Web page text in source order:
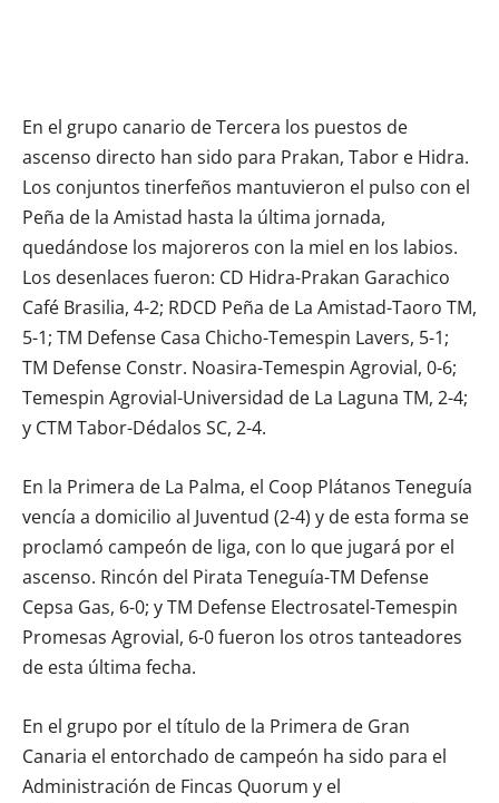
En el grupo canario de Tercera los puestos de
ascenso directo han sido para Prakan, Tabor e Hidra.
Los conjuntos tinerfeños mantuvieron el pulso con el
Peña de la Amistad hasta la última jornada,
quedándose los majoreros con la miel en los labios.
Los desenlaces fueron: CD Hidra-Prakan Garachico
Café Brasilia, 4-2; RDCD Peña de La Amistad-Taoro TM,
5-1; TM Defense Casa Chicho-Temespin Lavers, 5-1;
TM Defense Constr. Noasira-Temespin Agrovial, 0-6;
Temespin Agrovial-Universidad de La Laguna TM, 2-4;
y CTM Tabor-Dédalos SC, 2-4.
En la Primera de La Palma, el Coop Plátanos Teneguía
vencía a domicilio al Juventud (2-4) y de esta forma se
proclamó campeón de liga, con lo que jugará por el
ascenso. Rincón del Pirata Teneguía-TM Defense
Cepsa Gas, 6-0; y TM Defense Electrosatel-Temespin
Promesas Agrovial, 6-0 fueron los otros tanteadores
de esta última fecha.
En el grupo por el título de la Primera de Gran
Canaria el entorchado de campeón ha sido para el
Administración de Fincas Quorum y el